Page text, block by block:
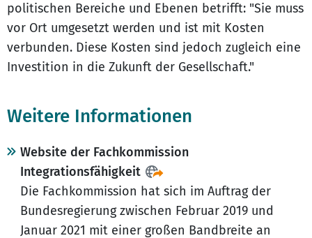
politischen Bereiche und Ebenen betrifft: "Sie muss
vor Ort umgesetzt werden und ist mit Kosten
verbunden. Diese Kosten sind jedoch zugleich eine
Investition in die Zukunft der Gesellschaft."
Weitere Informationen
Website der Fachkommission
Integrationsfähigkeit
Die Fachkommission hat sich im Auftrag der
Bundesregierung zwischen Februar 2019 und
Januar 2021 mit einer großen Bandbreite an